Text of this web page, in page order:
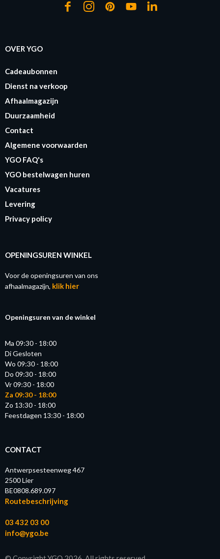
OVER YGO
Cadeaubonnen
Dienst na verkoop
Afhaalmagazijn
Duurzaamheid
Contact
Algemene voorwaarden
YGO FAQ's
YGO bestelwagen huren
Vacatures
Levering
Privacy policy
OPENINGSUREN WINKEL
Voor de openingsuren van ons
afhaalmagazijn, klik hier
Openingsuren van de winkel
Ma 09:30 - 18:00
Di Gesloten
Wo 09:30 - 18:00
Do 09:30 - 18:00
Vr 09:30 - 18:00
Za 09:30 - 18:00
Zo 13:30 - 18:00
Feestdagen 13:30 - 18:00
CONTACT
Antwerpsesteenweg 467
2500 Lier
BE0808.689.097
Routebeschrijving
03 432 03 00
info@ygo.be